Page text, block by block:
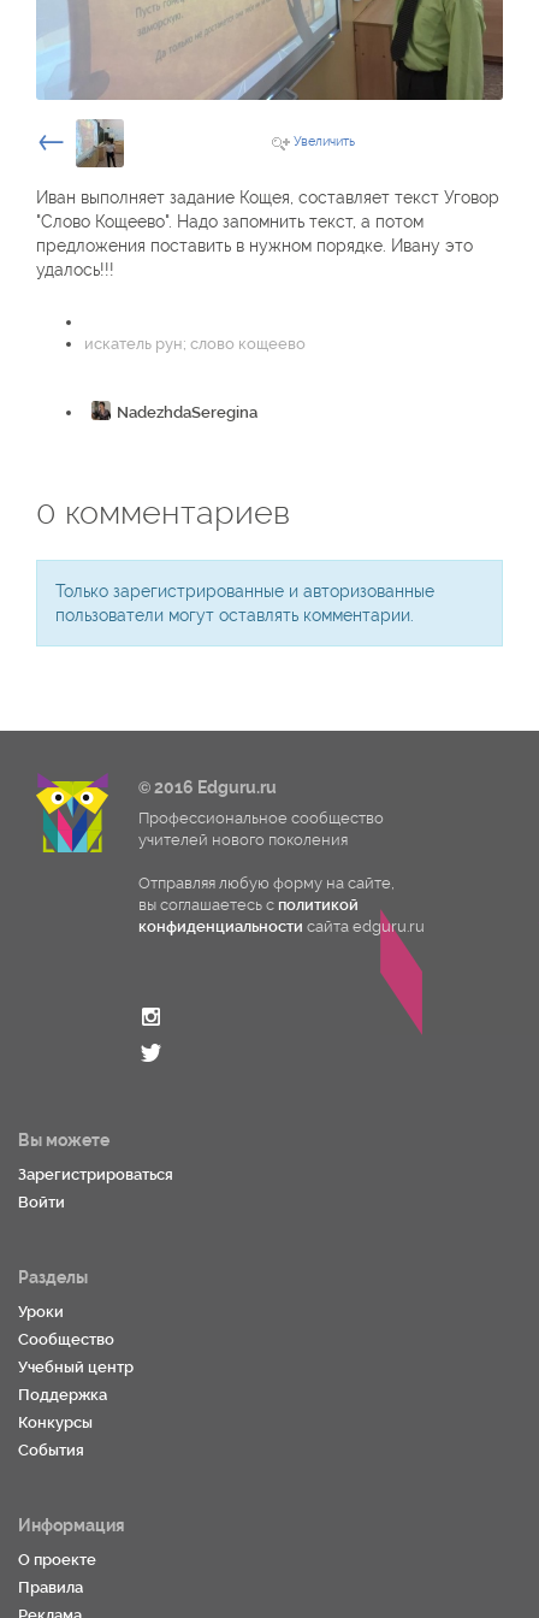
Увеличить
←
Иван выполняет задание Кощея, составляет текст Уговор
"Слово Кощеево". Надо запомнить текст, а потом
предложения поставить в нужном порядке. Ивану это
удалось!!!
искатель рун; слово кощеево
NadezhdaSeregina
0 комментариев
Только зарегистрированные и авторизованные
пользователи могут оставлять комментарии.
© 2016 Edguru.ru
Профессиональное сообщество
учителей нового поколения
Отправляя любую форму на сайте,
вы соглашаетесь с политикой
конфиденциальности сайта edguru.ru
Вы можете
Зарегистрироваться
Войти
Разделы
Уроки
Сообщество
Учебный центр
Поддержка
Конкурсы
События
Информация
О проекте
Правила